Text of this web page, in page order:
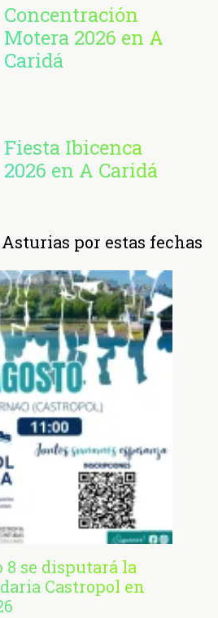
Concentración
Motera 2026 en A
Caridá
Fiesta Ibicenca
2026 en A Caridá
por estas fechas
8 se disputará la
Castropol en